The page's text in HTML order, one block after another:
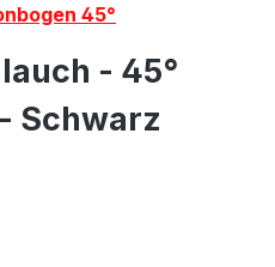
45°
- 45°
Schwarz